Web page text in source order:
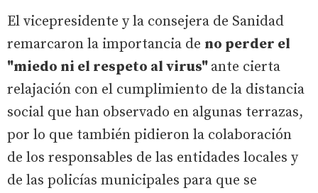
El vicepresidente y la consejera de Sanidad
remarcaron la importancia de no perder el
"miedo ni el respeto al virus"ante cierta
relajación con el cumplimiento de la distancia
social que han observado en algunas terrazas,
por lo que también pidieron la colaboración
de los responsables de las entidades locales y
de las policías municipales para que se